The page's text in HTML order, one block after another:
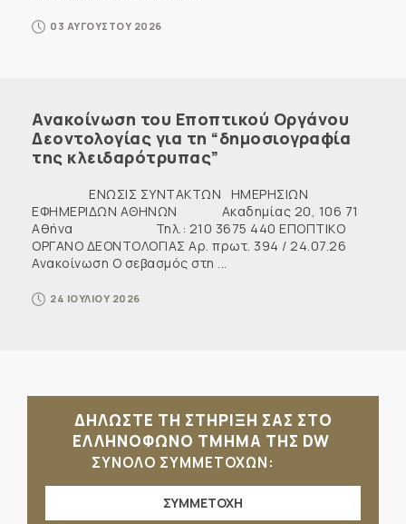
03 ΑΥΓΟΥΣΤΟΥ 2026
Ανακοίνωση του Εποπτικού Οργάνου
Δεοντολογίας για τη “δημοσιογραφία
της κλειδαρότρυπας”
ΕΝΩΣΙΣ ΣΥΝΤΑΚΤΩΝ ΗΜΕΡΗΣΙΩΝ
ΕΦΗΜΕΡΙΔΩΝ ΑΘΗΝΩΝ Ακαδημίας 20, 106 71
Αθήνα Τηλ.: 210 3675 440 ΕΠΟΠΤΙΚΟ
ΟΡΓΑΝΟ ΔΕΟΝΤΟΛΟΓΙΑΣ Αρ. πρωτ. 394 / 24.07.26
Ανακοίνωση Ο σεβασμός στη ...
24 ΙΟΥΛΙΟΥ 2026
ΔΗΛΩΣΤΕ ΤΗ ΣΤΗΡΙΞΗ ΣΑΣ ΣΤΟ
ΕΛΛΗΝΟΦΩΝΟ ΤΜΗΜΑ ΤΗΣ DW
ΣΥΝΟΛΟ ΣΥΜΜΕΤΟΧΩΝ:
ΣΥΜΜΕΤΟΧΗ